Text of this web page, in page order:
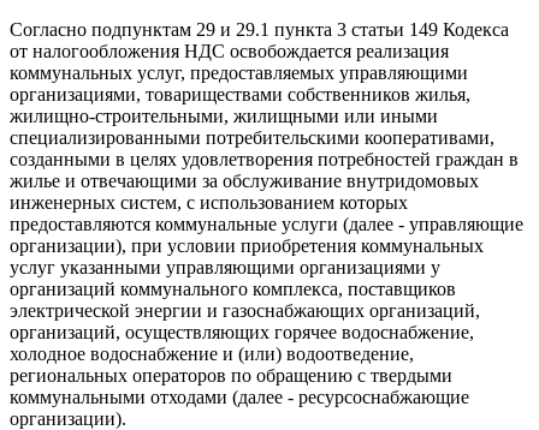
Согласно подпунктам 29 и 29.1 пункта 3 статьи 149 Кодекса
от налогообложения НДС освобождается реализация
коммунальных услуг, предоставляемых управляющими
организациями, товариществами собственников жилья,
жилищно-строительными, жилищными или иными
специализированными потребительскими кооперативами,
созданными в целях удовлетворения потребностей граждан в
жилье и отвечающими за обслуживание внутридомовых
инженерных систем, с использованием которых
предоставляются коммунальные услуги (далее - управляющие
организации), при условии приобретения коммунальных
услуг указанными управляющими организациями у
организаций коммунального комплекса, поставщиков
электрической энергии и газоснабжающих организаций,
организаций, осуществляющих горячее водоснабжение,
холодное водоснабжение и (или) водоотведение,
региональных операторов по обращению с твердыми
коммунальными отходами (далее - ресурсоснабжающие
организации).